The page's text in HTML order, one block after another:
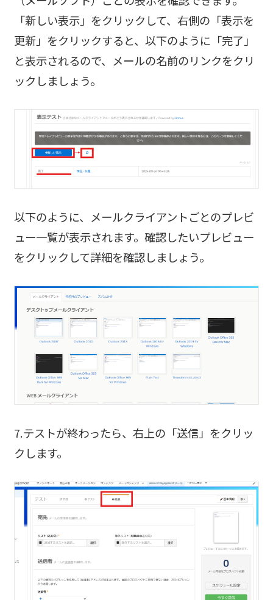
「新しい表示」をクリックして、右側の「表示を
更新」をクリックすると、以下のように「完了」
と表示されるので、メールの名前のリンクをクリ
ックしましょう。
以下のように、メールクライアントごとのプレビ
ュー一覧が表示されます。確認したいプレビュー
をクリックして詳細を確認しましょう。
7.テストが終わったら、右上の「送信」をクリッ
クします。